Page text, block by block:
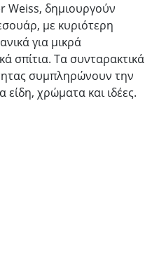
Weiss, δημιουργούν
με κυριότερη
για μικρά
σπίτια. Τα συνταρακτικά
συμπληρώνουν την
χρώματα και ιδέες.